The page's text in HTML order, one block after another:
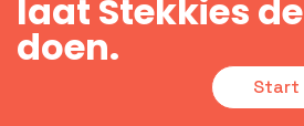
laat Stekkies
doen.
Start